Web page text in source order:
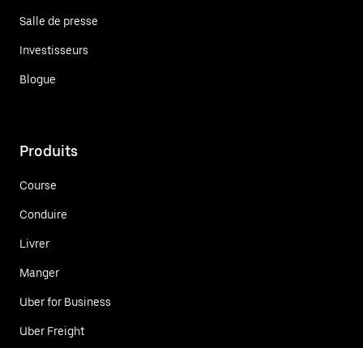
Salle de presse
Investisseurs
Blogue
Produits
Course
Conduire
Livrer
Manger
Uber for Business
Uber Freight